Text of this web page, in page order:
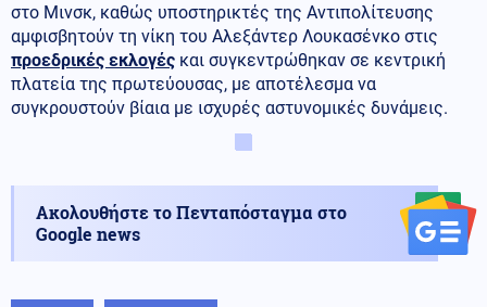
στο Μινσκ, καθώς υποστηρικτές της Αντιπολίτευσης
αμφισβητούν τη νίκη του Αλεξάντερ Λουκασένκο στις
προεδρικές εκλογές και συγκεντρώθηκαν σε κεντρική
πλατεία της πρωτεύουσας, με αποτέλεσμα να
συγκρουστούν βίαια με ισχυρές αστυνομικές δυνάμεις.
Ακολουθήστε το Πενταπόσταγμα στο
Google news